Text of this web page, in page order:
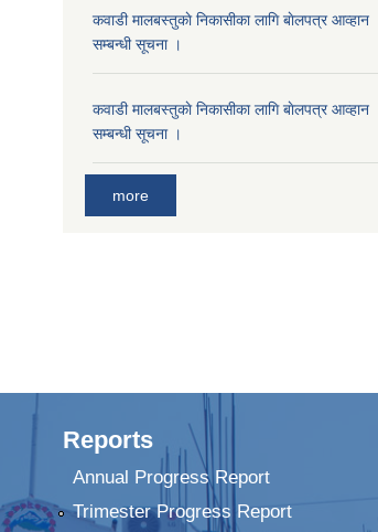
कवाडी मालबस्तुकाे निकासीका लागि बाेलपत्र आव्हान
सम्बन्धी सूचना ।
कवाडी मालबस्तुकाे निकासीका लागि बाेलपत्र आव्हान
सम्बन्धी सूचना ।
more
Reports
Annual Progress Report
Trimester Progress Report